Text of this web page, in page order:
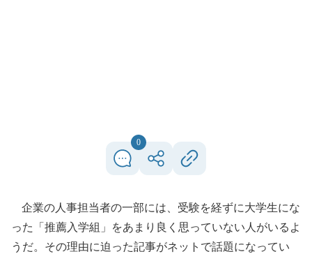
0
企業の人事担当者の一部には、受験を経ずに大学生にな
った「推薦入学組」をあまり良く思っていない人がいるよ
うだ。その理由に迫った記事がネットで話題になってい